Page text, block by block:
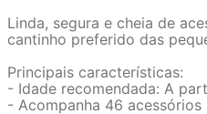
Linda, segura e cheia de
cantinho preferido das
Principais características:
- Idade recomendada: A
- Acompanha 46 acessórios